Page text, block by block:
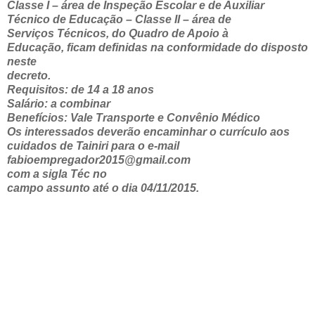
Classe I – área de Inspeção Escolar e de Auxiliar
Técnico de Educação – Classe II – área de
Serviços Técnicos, do Quadro de Apoio à
Educação, ficam definidas na conformidade do disposto
neste
decreto.
Requisitos: de 14 a 18 anos
Salário: a combinar
Benefícios: Vale Transporte e Convênio Médico
Os interessados deverão encaminhar o currículo aos
cuidados de Tainiri para o e-mail
fabioempregador2015@gmail.com
com a sigla Téc no
campo assunto até o dia 04/11/2015.